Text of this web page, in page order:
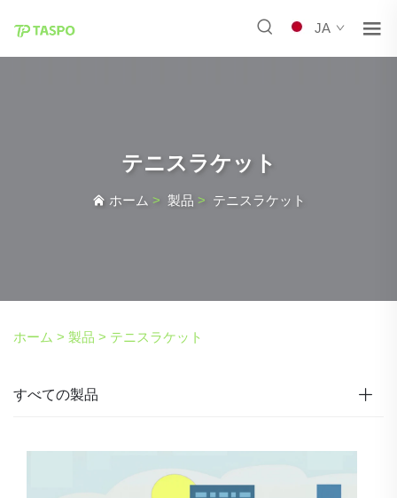
JA
テニスラケット
ホーム > 製品 > テニスラケット
ホーム > 製品 > テニスラケット
すべての製品